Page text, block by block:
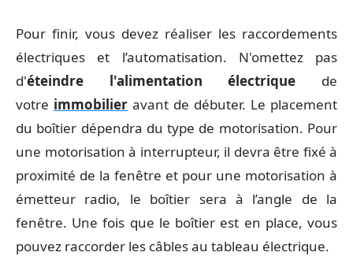
Pour finir, vous devez réaliser les raccordements
électriques et l’automatisation. N'omettez pas
d'éteindre l'alimentation électrique de
votre immobilier avant de débuter. Le placement
du boîtier dépendra du type de motorisation. Pour
une motorisation à interrupteur, il devra être fixé à
proximité de la fenêtre et pour une motorisation à
émetteur radio, le boîtier sera à l’angle de la
fenêtre. Une fois que le boîtier est en place, vous
pouvez raccorder les câbles au tableau électrique.